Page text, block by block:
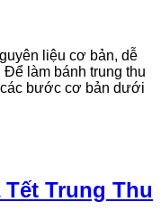
liệu cơ bản, dễ
Để làm bánh trung thu
các bước cơ bản dưới
Trung Thu